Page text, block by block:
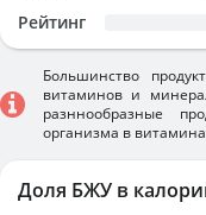
Рейтинг
Большинство
витаминов и
разннообразные
организма в
Доля БЖУ в